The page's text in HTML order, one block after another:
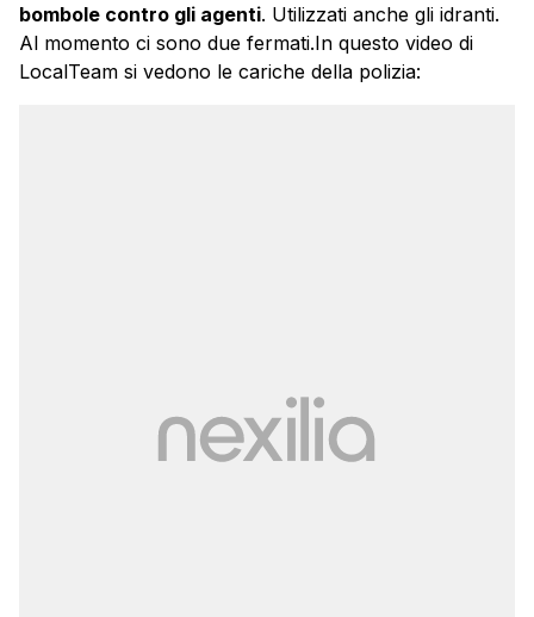
bombole contro gli agenti. Utilizzati anche gli idranti.
Al momento ci sono due fermati.In questo video di
LocalTeam si vedono le cariche della polizia: